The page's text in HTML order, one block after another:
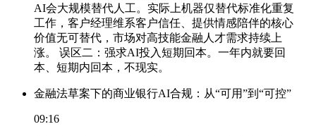
AI会大规模替代人工。实际上机器仅替代标准化重复
工作，客户经理维系客户信任、提供情感陪伴的核心
价值无可替代，市场对高技能金融人才需求持续上
涨。 误区二：强求AI投入短期回本。一年内就要回
本、短期内回本，不现实。
金融法草案下的商业银行AI合规：从“可用”到“可控”
09:16